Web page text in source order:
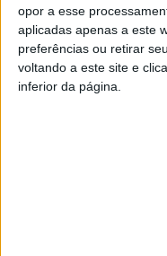
opor a esse
aplicadas apenas a este
preferências ou retirar
voltando a este site e
inferior da página.
Esta e outras notícias
FM ou em